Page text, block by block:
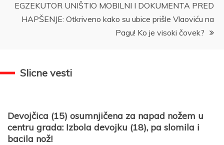
EGZEKUTOR UNIŠTIO MOBILNI I DOKUMENTA PRED
HAPŠENJE: Otkriveno kako su ubice prišle Vlaoviću na
Pagu! Ko je visoki čovek?
Slicne vesti
Devojčica (15) osumnjičena za napad nožem u
centru grada: Izbola devojku (18), pa slomila i
bacila nož!